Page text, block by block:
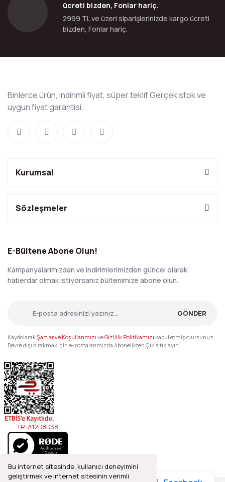
Bu internet sitesinde, kullanıcı deneyimini
geliştirmek ve internet sitesinin verimli
ücreti bizden, Fonlar hariç.
2999 TL ve üzeri siparişlerinizde kargo ücreti
bizden, Fonlar hariç.
Binlerce ürün, indirimli fiyat, süper teklif Gerçek stok ve
uygun fiyat garantisi.
Kurumsal
Sözleşmeler
E-Bültene Abone Olun!
Kampanyalarımızdan ve indirimlerimizden güncel olarak
haberdar olmak istiyorsanız bültenimize abone olun.
GÖNDER
KaydolarakŞartlar ve Koşullarımızı veGizlilik Politikamızı kabul etmiş olursunuz.
Devre dışı bırakmak için e-postalarımızda Abonelikten Çık'a tıklayın.
TR-A12D8D38